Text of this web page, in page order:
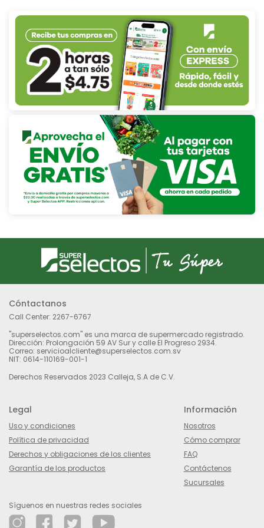
Cóntactanos
Call Center: 2267-6767
"superselectos.com" es una marca de supermercado registrado.
Dirección: Prolongación 59 AV Sur y calle El Progreso 2934.
Correo: servicioalcliente@superselectos.com.sv
NIT: 0614-110169-001-1
Derechos Reservados 2023 Calleja, S.A de C.V.
Legal
Uso y condiciones
Política de privacidad
Derechos y obligaciones de los clientes
Garantía de los productos
Información
Nosotros
Cómo comprar
FAQ
Contáctenos
Sucursales
Síguenos en nuestras redes sociales